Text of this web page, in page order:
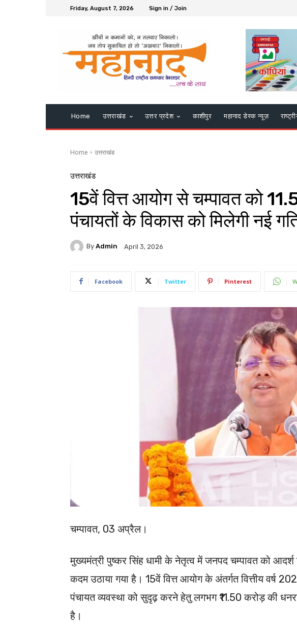
Friday, August 7, 2026 Sign in / Join
Home उत्तराखंड उत्तर प्रदेश काशीपुर महानाद डेस्क न्यूज़
Home उत्तराखंड
उत्तराखंड
15वें वित्त आयोग से चम्पावत को
पंचायतों के विकास को मिलेगी नई
By Admin April 3, 2026
Facebook Twitter Pinterest
चम्पावत, 03 अप्रैल।
मुख्यमंत्री पुष्कर सिंह धामी के नेतृत्व में जनपद चम्पावत को आदर्श
कदम उठाया गया है। 15वें वित्त आयोग के अंतर्गत वित्तीय वर्ष
पंचायत व्यवस्था को सुदृढ़ करने हेतु लगभग ₹11.50 करोड़ की
है।